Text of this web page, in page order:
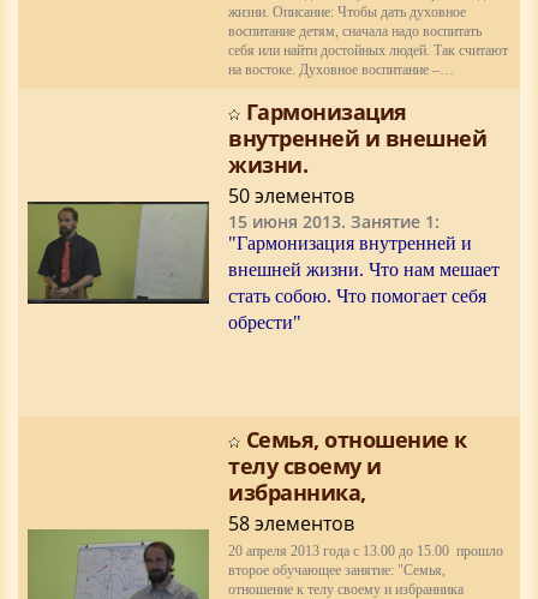
жизни. Описание: Чтобы дать духовное
воспитание детям, сначала надо воспитать
себя или найти достойных людей. Так считают
на востоке. Духовное воспитание –…
Гармонизация
внутренней и внешней
жизни.
50 элементов
15 июня 2013. Занятие 1:
"Гармонизация внутренней и
внешней жизни. Что нам мешает
стать собою. Что помогает себя
обрести"
Cемья, отношение к
телу своему и
избранника,
58 элементов
20 апреля 2013 года c 13.00 до 15.00 прошло
второе обучающее занятие: "Cемья,
отношение к телу своему и избранника